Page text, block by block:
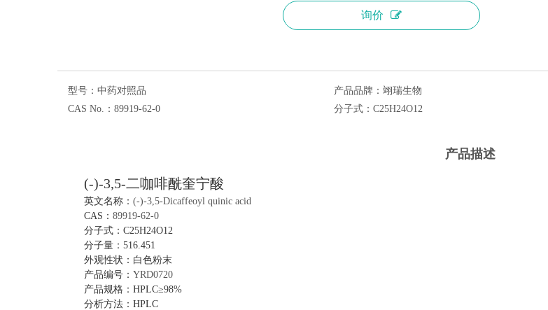
询价
型号： 中药对照品 产品品牌： 翊瑞生物
CAS No.： 89919-62-0 分子式： C25H24O12
产品描述
(-)-3,5-二咖啡酰奎宁酸
英文名称： (-)-3,5-Dicaffeoyl quinic acid
CAS： 89919-62-0
分子式： C25H24O12
分子量： 516.451
外观性状：白色粉末
产品编号： YRD0720
产品规格： HPLC≥98%
分析方法： HPLC